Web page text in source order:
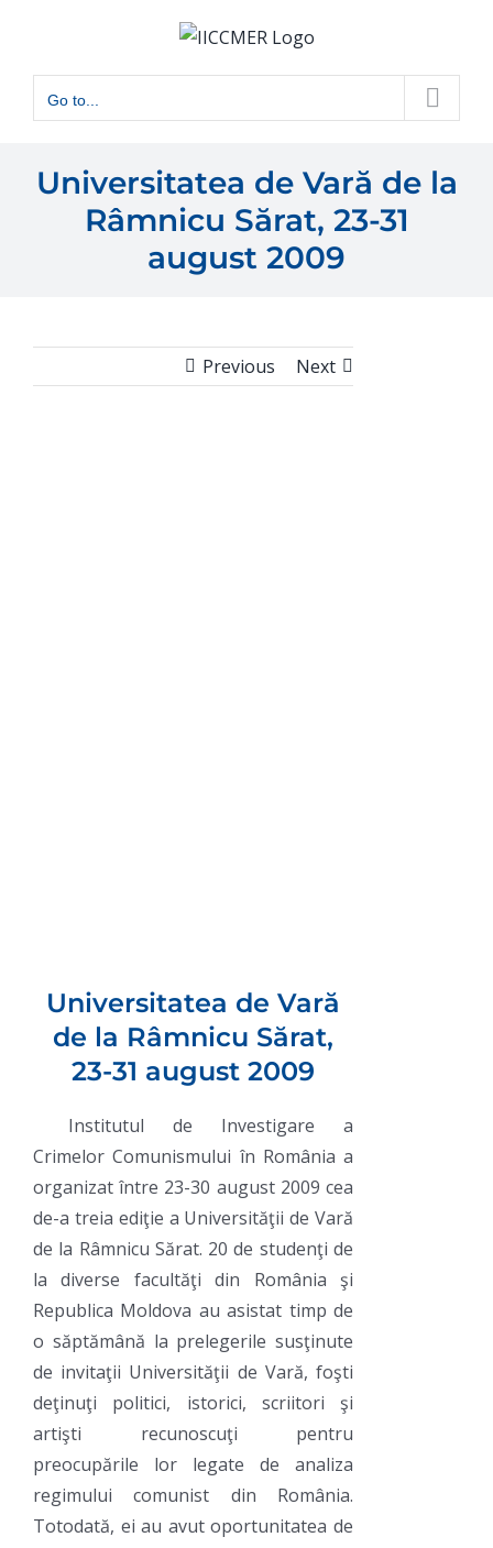
content
Go to...
Universitatea de Vară de la
Râmnicu Sărat, 23-31
august 2009
Previous Next
Universitatea de Vară
de la Râmnicu Sărat,
23-31 august 2009
Institutul de Investigare a
Crimelor Comunismului în România a
organizat între 23-30 august 2009 cea
de-a treia ediţie a Universităţii de Vară
de la Râmnicu Sărat. 20 de studenţi de
la diverse facultăţi din România şi
Republica Moldova au asistat timp de
o săptămână la prelegerile susţinute
de invitaţii Universităţii de Vară, foşti
deţinuţi politici, istorici, scriitori şi
artişti recunoscuţi pentru
preocupările lor legate de analiza
regimului comunist din România.
Totodată, ei au avut oportunitatea de